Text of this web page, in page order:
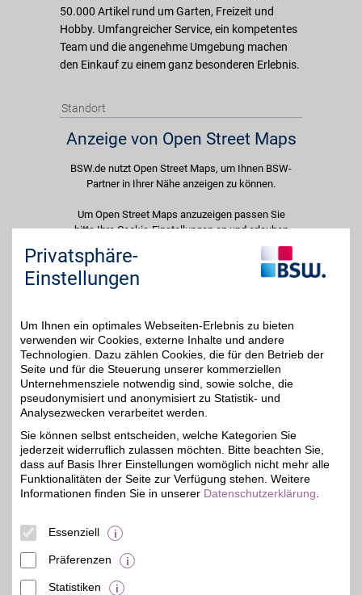
50.000 Artikel rund um Garten, Freizeit und
Hobby. Umfangreicher Service, ein kompetentes
Team und die angenehme Umgebung machen
den Einkauf zu einem ganz besonderen Erlebnis.
Standort
Anzeige von Open Street Maps
BSW.de nutzt Open Street Maps, um Ihnen BSW-
Partner in Ihrer Nähe anzeigen zu können.
Um Open Street Maps anzuzeigen passen Sie
bitte Ihre Cookie-Einstellungen an und erlauben
Sie "Externe Inhalte". Diese Auswahl können Sie
jederzeit über die Cookie-Einstellungen im
unteren Seitenbereich ändern.
Adresse
Marienberger Str. 61
01279 Dresden
Filialen in der Nähe
Privatsphäre-
Einstellungen
Um Ihnen ein optimales Webseiten-Erlebnis zu bieten
verwenden wir Cookies, externe Inhalte und andere
Technologien. Dazu zählen Cookies, die für den Betrieb der
Seite und für die Steuerung unserer kommerziellen
Unternehmensziele notwendig sind, sowie solche, die
pseudonymisiert und anonymisiert zu Statistik- und
Analysezwecken verarbeitet werden.
Sie können selbst entscheiden, welche Kategorien Sie
jederzeit widerruflich zulassen möchten. Bitte beachten Sie,
dass auf Basis Ihrer Einstellungen womöglich nicht mehr alle
Funktionalitäten der Seite zur Verfügung stehen. Weitere
Informationen finden Sie in unserer Datenschutzerklärung
Essenziell
Präferenzen
Statistiken